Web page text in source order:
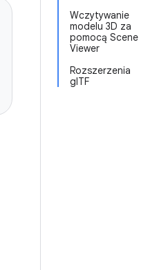
Wczytywanie
modelu 3D za
pomocą Scene
Viewer
Rozszerzenia
glTF